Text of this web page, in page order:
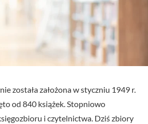
została założona w styczniu 1949 r.
od 840 książek. Stopniowo
i czytelnictwa. Dziś zbiory